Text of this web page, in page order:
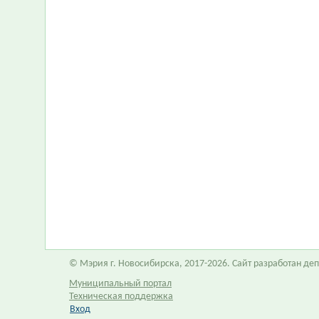
© Мэрия г. Новосибирска, 2017-2026. Сайт разработан
Муниципальный портал
Техническая поддержка
Вход